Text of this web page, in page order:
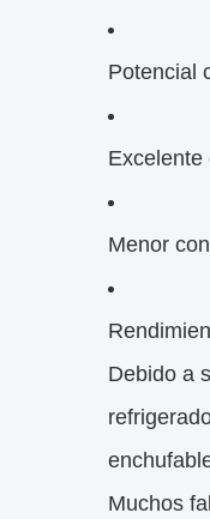
Potencial
Excelente
Menor
Debido a
Muchos